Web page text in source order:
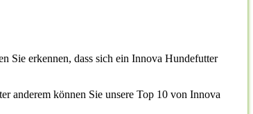
Sie erkennen, dass sich ein Innova Hundefutter
anderem können Sie unsere Top 10 von Innova